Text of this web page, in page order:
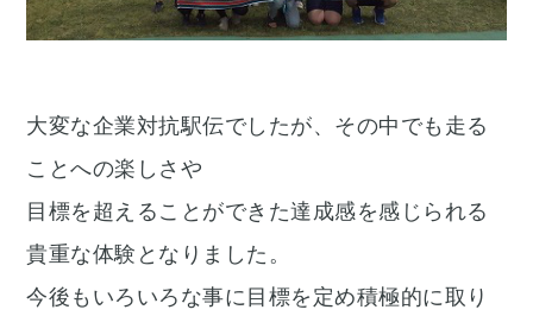
大変な企業対抗駅伝でしたが、その中でも走る
ことへの楽しさや
目標を超えることができた達成感を感じられる
貴重な体験となりました。
今後もいろいろな事に目標を定め積極的に取り